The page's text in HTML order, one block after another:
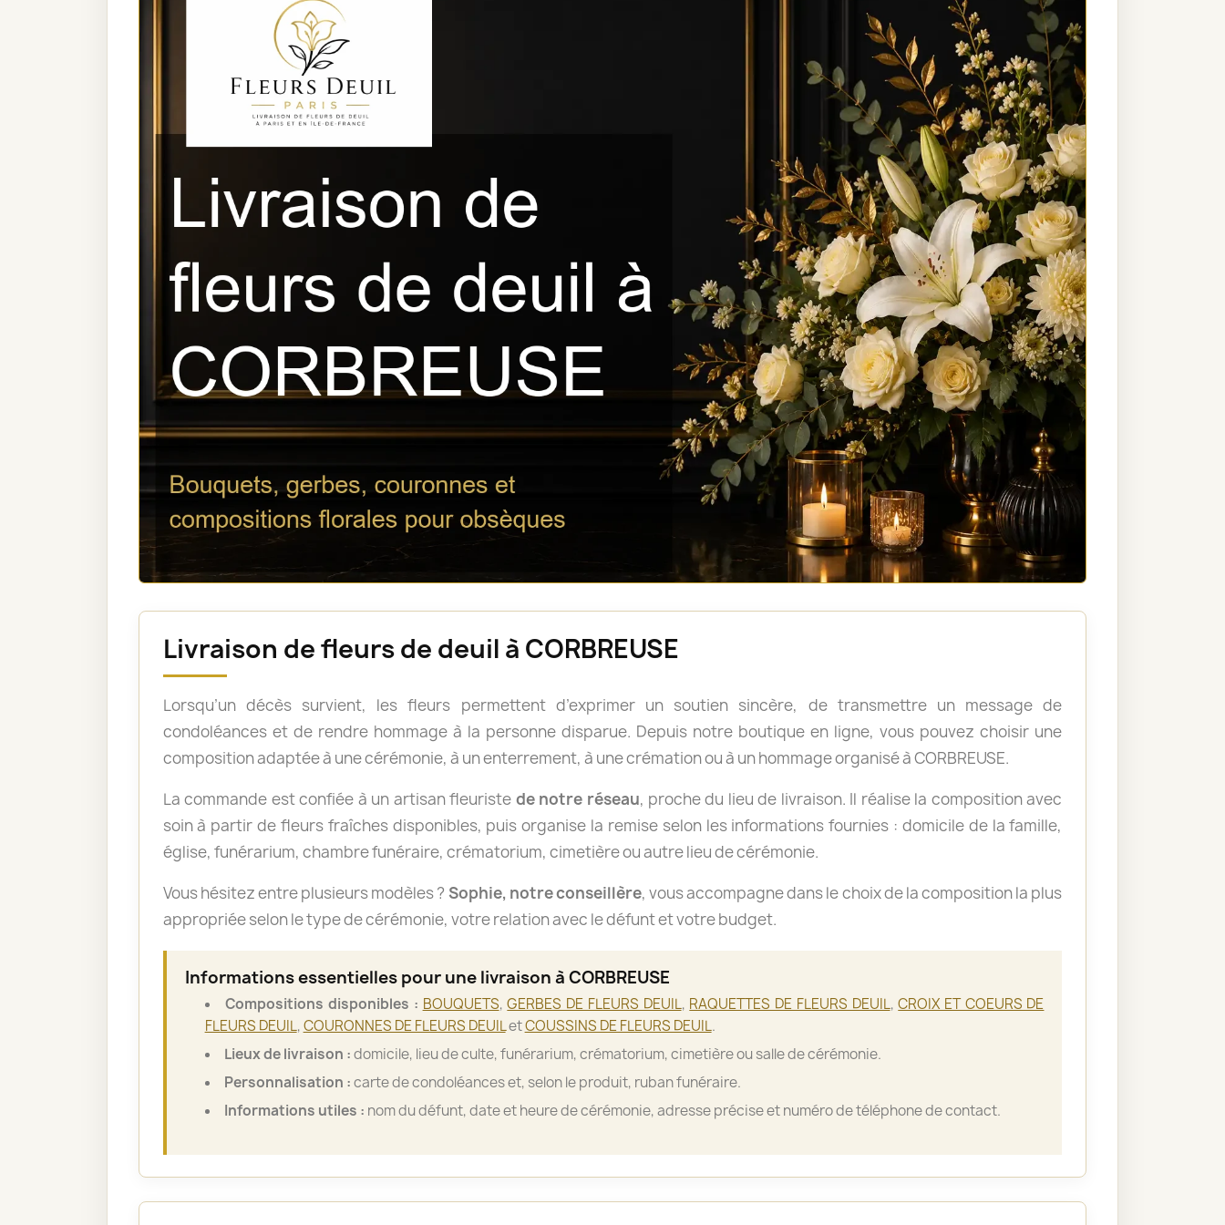
Livraison de fleurs de deuil à CORBREUSE
Lorsqu’un décès survient, les fleurs permettent d’exprimer un soutien sincère, de transmettre un message de
condoléances et de rendre hommage à la personne disparue. Depuis notre boutique en ligne, vous pouvez choisir une
composition adaptée à une cérémonie, à un enterrement, à une crémation ou à un hommage organisé à CORBREUSE.
La commande est confiée à un artisan fleuriste de notre réseau, proche du lieu de livraison. Il réalise la composition avec
soin à partir de fleurs fraîches disponibles, puis organise la remise selon les informations fournies : domicile de la famille,
église, funérarium, chambre funéraire, crématorium, cimetière ou autre lieu de cérémonie.
Vous hésitez entre plusieurs modèles ? Sophie, notre conseillère, vous accompagne dans le choix de la composition la plus
appropriée selon le type de cérémonie, votre relation avec le défunt et votre budget.
Informations essentielles pour une livraison à CORBREUSE
Compositions disponibles : BOUQUETS,GERBES DE FLEURS DEUIL, RAQUETTES DE FLEURS DEUIL,CROIX ET COEURS DE
FLEURS DEUIL,COURONNES DE FLEURS DEUILetCOUSSINS DE FLEURS DEUIL.
Lieux de livraison :domicile, lieu de culte, funérarium, crématorium, cimetière ou salle de cérémonie.
Personnalisation :carte de condoléances et, selon le produit, ruban funéraire.
Informations utiles : nom du défunt, date et heure de cérémonie, adresse précise et numéro de téléphone de contact.